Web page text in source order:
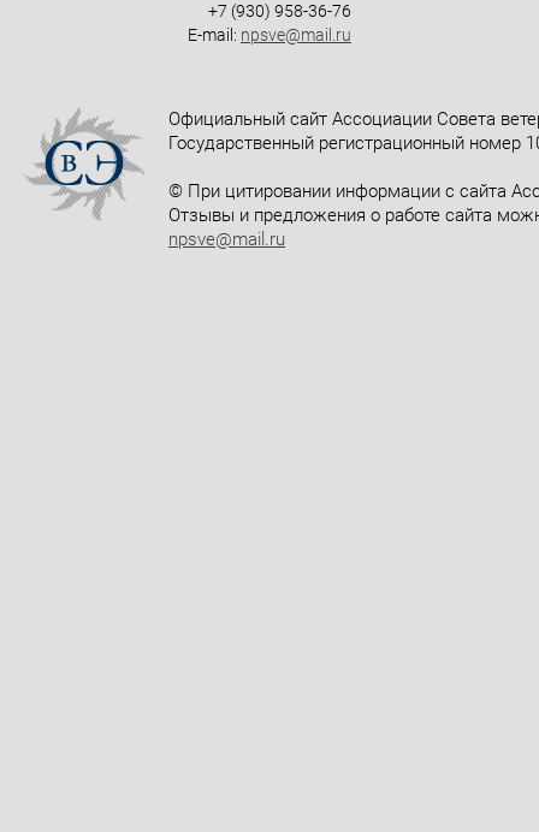
Официальный сайт Ассоциации Совета
Государственный регистрационный номер
© При цитировании информации с сайта
Отзывы и предложения о работе сайта
npsve@mail.ru
+7 (930) 958-36-76
E-mail: npsve@mail.ru